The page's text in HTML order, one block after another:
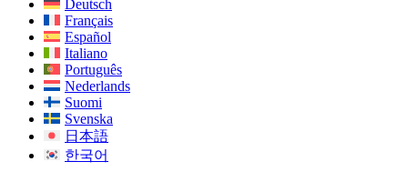
Deutsch
Français
Español
Italiano
Português
Nederlands
Suomi
Svenska
日本語
한국어